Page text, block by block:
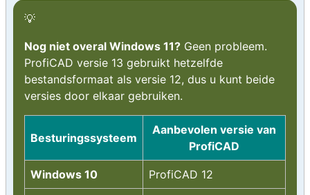
Nog niet overal Windows 11? Geen probleem.
ProfiCAD versie 13 gebruikt hetzelfde
bestandsformaat als versie 12, dus u kunt beide
versies door elkaar gebruiken.
Besturingssysteem
Aanbevolen versie van
ProfiCAD
Windows 10 ProfiCAD 12